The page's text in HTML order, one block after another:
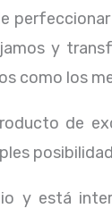
y
como los
de
y está